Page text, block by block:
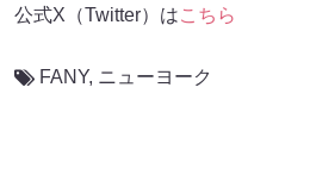
公式X（Twitter）はこちら
FANY, ニューヨーク